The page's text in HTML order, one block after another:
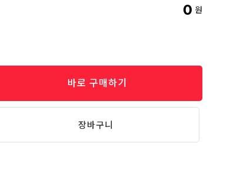
0 원
바로 구매하기
장바구니